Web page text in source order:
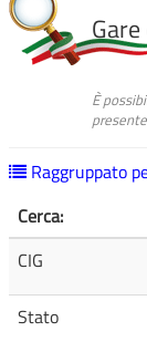
È
Raggruppato
Cerca:
CIG
Stato